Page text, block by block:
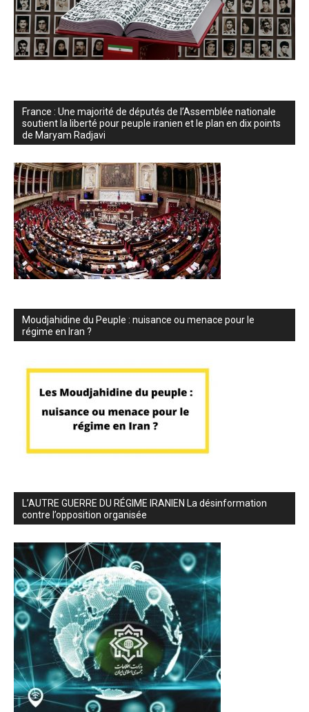
France : Une majorité de députés de l’Assemblée nationale
soutient la liberté pour peuple iranien et le plan en dix points
de Maryam Radjavi
Moudjahidine du Peuple : nuisance ou menace pour le
régime en Iran ?
L’AUTRE GUERRE DU RÉGIME IRANIEN La désinformation
contre l’opposition organisée